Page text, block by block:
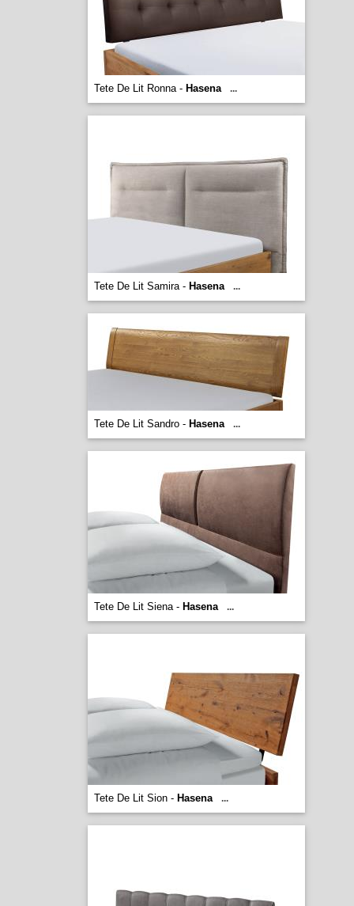
Tete De Lit Ronna - Hasena ...
Tete De Lit Samira - Hasena ...
Tete De Lit Sandro - Hasena ...
Tete De Lit Siena - Hasena ...
Tete De Lit Sion - Hasena ...